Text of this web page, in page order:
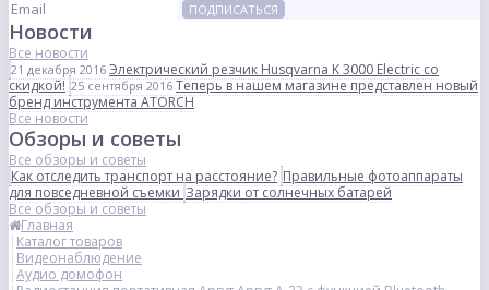
ПОДПИСАТЬСЯ
Новости
Все новости
21 декабря 2016 Электрический резчик Husqvarna K 3000 Electric со
скидкой! 25 сентября 2016 Теперь в нашем магазине представлен новый
бренд инструмента ATORCH
Все новости
Обзоры и советы
Все обзоры и советы
Как отследить транспорт на расстояние? Правильные фотоаппараты
для повседневной съемкиЗарядки от солнечных батарей
Все обзоры и советы
Главная
Каталог товаров
Видеонаблюдение
Аудио домофон